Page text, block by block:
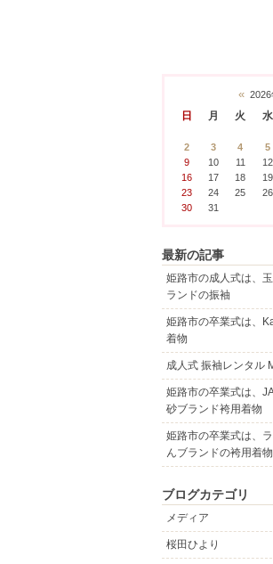
« 2026
日 月 火 水
2
3 4 5
9
10 11 12
16
17 18 19
23
24 25 26
30
31
最新の記事
姫路市の成人式は、
ランドの振袖
姫路市の卒業式は、
着物
成人式 振袖レンタル
姫路市の卒業式は、
砂ブランド袴用着物
姫路市の卒業式は、
んブランドの袴用着物
ブログカテゴリ
メディア
桜田ひより